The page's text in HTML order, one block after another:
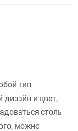
тип
дизайн и цвет,
столь
можно